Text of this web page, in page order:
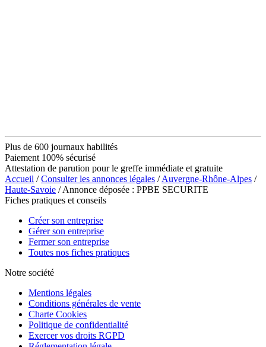
Plus de 600 journaux habilités
Paiement 100% sécurisé
Attestation de parution pour le greffe immédiate et gratuite
Accueil /Consulter les annonces légales /Auvergne-Rhône-Alpes /
Haute-Savoie / Annonce déposée : PPBE SECURITE
Fiches pratiques et conseils
Créer son entreprise
Gérer son entreprise
Fermer son entreprise
Toutes nos fiches pratiques
Notre société
Mentions légales
Conditions générales de vente
Charte Cookies
Politique de confidentialité
Exercer vos droits RGPD